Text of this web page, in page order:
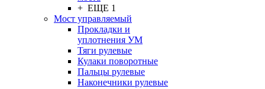
+ ЕЩЕ 1
Мост управляемый
Прокладки и
уплотнения УМ
Тяги рулевые
Кулаки поворотные
Пальцы рулевые
Наконечники рулевые